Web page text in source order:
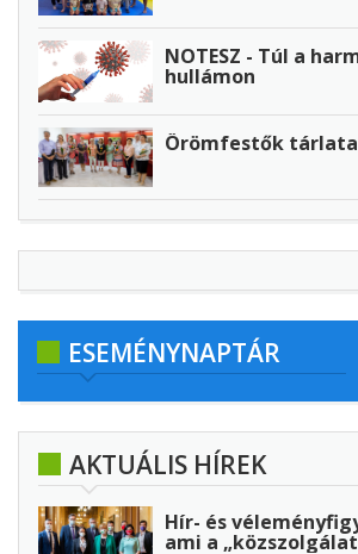
NOTESZ - Túl a
hullámon
Örömfestők
ESEMÉNYNAPTÁR
AKTUÁLIS HÍREK
Hír- és
ami a